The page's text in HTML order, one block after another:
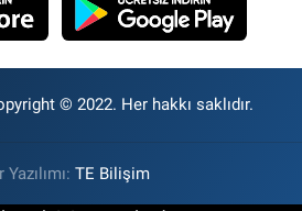
© 2022. Her hakkı saklıdır.
TE Bilişim